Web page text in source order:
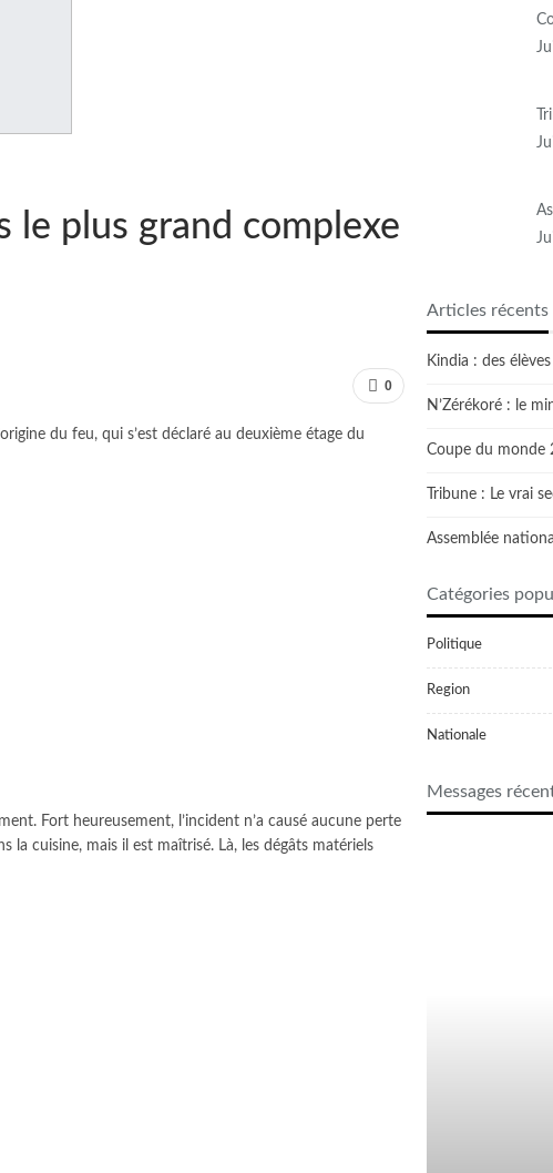
le plus grand complexe
0
du feu, qui s’est déclaré au deuxième étage du
Fort heureusement, l’incident n’a causé aucune perte
la cuisine, mais il est maîtrisé. Là, les dégâts matériels
Articles récents
Kindia : des
N’Zérékoré : le
Coupe du monde
Tribune : Le vrai
Assemblée
Catégories
Politique
Region
Nationale
Messages